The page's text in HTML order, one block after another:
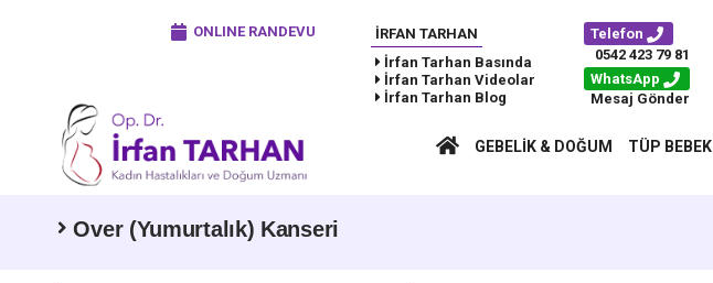
ONLINE RANDEVU
İRFAN TARHAN
İrfan Tarhan Basında
İrfan Tarhan Videolar
İrfan Tarhan Blog
Telefon
0542 423 79 81
WhatsApp
Mesaj Gönder
GEBELIK & DOĞUM TÜP BEBEK
Over (Yumurtalık) Kanseri